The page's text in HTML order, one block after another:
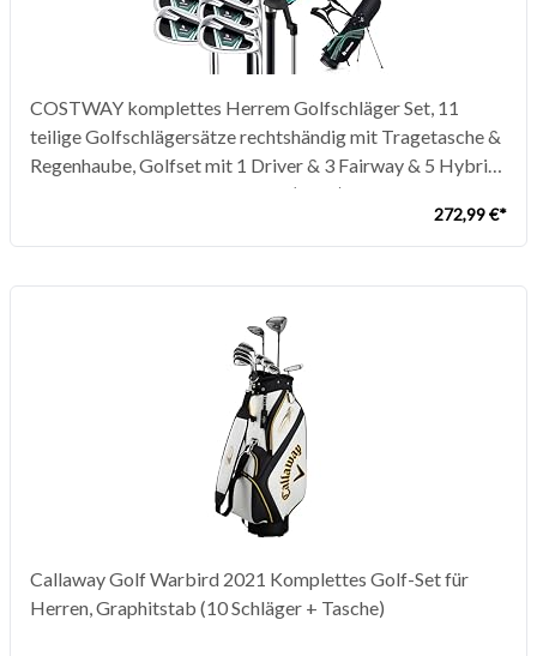
COSTWAY komplettes Herrem Golfschläger Set, 11
teilige Golfschlägersätze rechtshändig mit Tragetasche &
Regenhaube, Golfset mit 1 Driver & 3 Fairway & 5 Hybrid
& 5/6/7/8/9/ P/S Eisen & Putter (Grün)
272,99 €*
Callaway Golf Warbird 2021 Komplettes Golf-Set für
Herren, Graphitstab (10 Schläger + Tasche)